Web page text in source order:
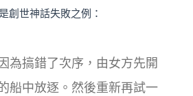
創世神話失敗之例：
為搞錯了次序，由女方先開
船中放逐。然後重新再試一